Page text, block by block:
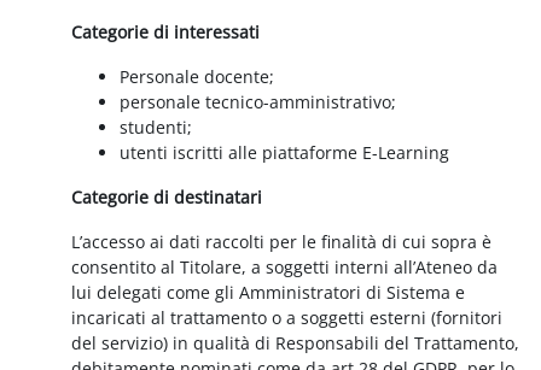
Categorie di interessati
Personale docente;
personale tecnico-amministrativo;
studenti;
utenti iscritti alle piattaforme E-Learning
Categorie di destinatari
L’accesso ai dati raccolti per le finalità di cui sopra è
consentito al Titolare, a soggetti interni all’Ateneo da
lui delegati come gli Amministratori di Sistema e
incaricati al trattamento o a soggetti esterni (fornitori
del servizio) in qualità di Responsabili del Trattamento,